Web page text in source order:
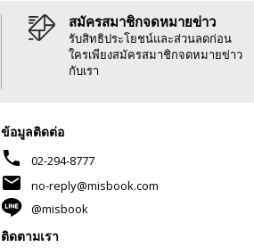
สมัครสมาชิกจดหมายข่าว
รับสิทธิประโยชน์และส่วนลดก่อน
ใครเพียงสมัครสมาชิกจดหมายข่าว
กับเรา
ข้อมูลติดต่อ
phone 02-294-8777
mail
no-reply@misbook.com
@misbook
ติดตามเรา